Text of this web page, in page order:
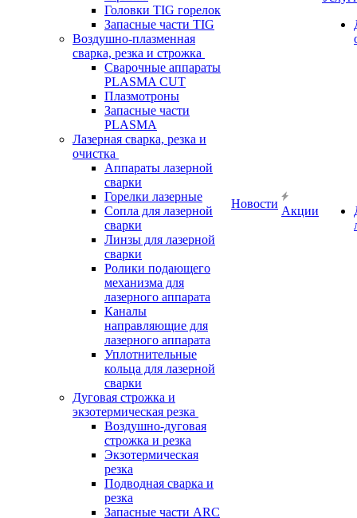
Головки TIG горелок
Запасные части TIG
Воздушно-плазменная
сварка, резка и строжка
Сварочные аппараты
PLASMA CUT
Плазмотроны
Запасные части
PLASMA
Лазерная сварка, резка и
очистка
Аппараты лазерной
сварки
Горелки лазерные
Сопла для лазерной
сварки
Линзы для лазерной
сварки
Ролики подающего
механизма для
лазерного аппарата
Каналы
направляющие для
лазерного аппарата
Уплотнительные
кольца для лазерной
сварки
Дуговая строжка и
экзотермическая резка
Воздушно-дуговая
строжка и резка
Экзотермическая
резка
Подводная сварка и
резка
Запасные части ARC
Новости
Акции